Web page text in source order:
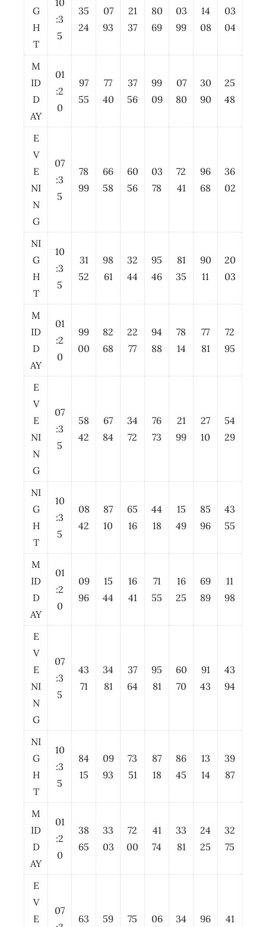
G
H
T
10
:3
5
35
24
07
93
21
37
80
69
03
99
14
08
03
04
M
ID
D
AY
01
:2
0
97
55
77
40
37
56
99
09
07
80
30
90
25
48
E
V
E
NI
N
G
07
:3
5
78
99
66
58
60
56
03
78
72
41
96
68
36
02
NI
G
H
T
10
:3
5
31
52
98
61
32
44
95
46
81
35
90
11
20
03
M
ID
D
AY
01
:2
0
99
00
82
68
22
77
94
88
78
14
77
81
72
95
E
V
E
NI
N
G
07
:3
5
58
42
67
84
34
72
76
73
21
99
27
10
54
29
NI
G
H
T
10
:3
5
08
42
87
10
65
16
44
18
15
49
85
96
43
55
M
ID
D
AY
01
:2
0
09
96
15
44
16
41
71
55
16
25
69
89
11
98
E
V
E
NI
N
G
07
:3
5
43
71
34
81
37
64
95
81
60
70
91
43
43
94
NI
G
H
T
10
:3
5
84
15
09
93
73
51
87
18
86
45
13
14
39
87
M
ID
D
AY
01
:2
0
38
65
33
03
72
00
41
74
33
81
24
25
32
75
E
V
E
07
63
59
75
06
34
96
41